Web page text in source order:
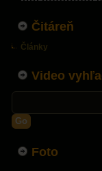
Čitáreň
Články
Video
Go
Foto